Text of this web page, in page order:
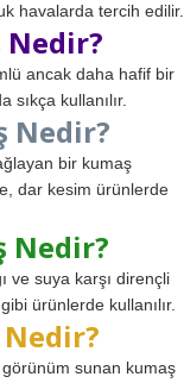
havalarda tercih edilir.
ancak daha hafif bir
sıkça kullanılır.
Nedir?
bir kumaş
dar kesim ürünlerde
Nedir?
ve suya karşı dirençli
ürünlerde kullanılır.
sunan kumaş